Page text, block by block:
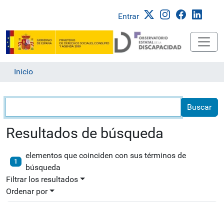
Entrar
Inicio
Resultados de búsqueda
1
elementos que coinciden con sus términos de
búsqueda
Filtrar los resultados
Ordenar por